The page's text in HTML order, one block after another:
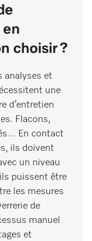
en
choisir ?
analyses et
une
d’entretien
Flacons,
En contact
ils doivent
un niveau
puissent être
les mesures
de
manuel
et